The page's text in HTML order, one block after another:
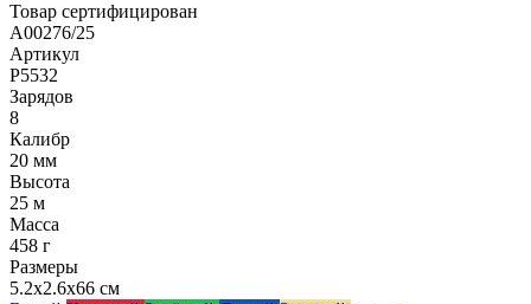
Товар сертифицирован
A00276/25
Артикул
Р5532
Зарядов
8
Калибр
20 мм
Высота
25 м
Масса
458 г
Размеры
5.2x2.6x66 см